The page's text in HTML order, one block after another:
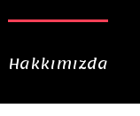
Hakkımızda